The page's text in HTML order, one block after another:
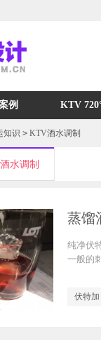
例 KTV
知识 > KTV酒水调制
水调制
蒸馏
纯净伏
一般的
伏特加